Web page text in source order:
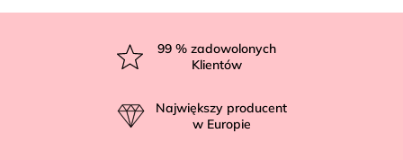
99 % zadowolonych
Klientów
Największy producent
w Europie